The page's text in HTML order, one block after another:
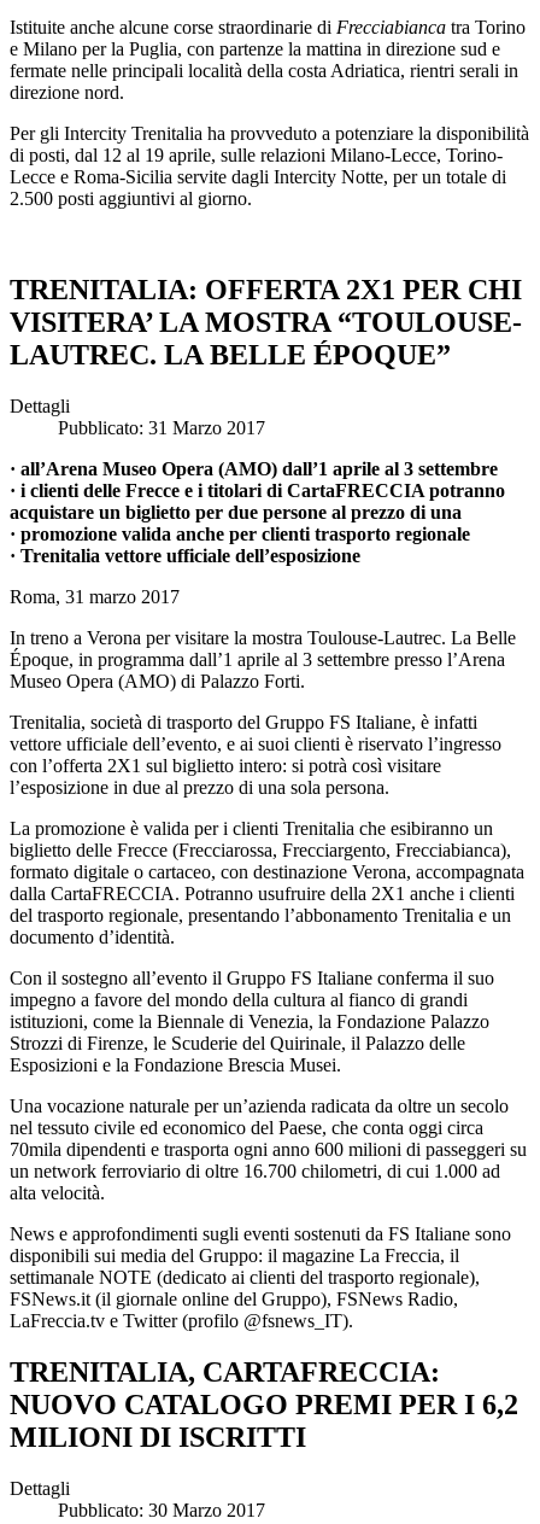
Istituite anche alcune corse straordinarie di Frecciabianca tra Torino
e Milano per la Puglia, con partenze la mattina in direzione sud e
fermate nelle principali località della costa Adriatica, rientri serali in
direzione nord.
Per gli Intercity Trenitalia ha provveduto a potenziare la disponibilità
di posti, dal 12 al 19 aprile, sulle relazioni Milano-Lecce, Torino-
Lecce e Roma-Sicilia servite dagli Intercity Notte, per un totale di
2.500 posti aggiuntivi al giorno.
TRENITALIA: OFFERTA 2X1 PER CHI
VISITERA’ LA MOSTRA “TOULOUSE-
LAUTREC. LA BELLE ÉPOQUE”
Dettagli
Pubblicato: 31 Marzo 2017
· all’Arena Museo Opera (AMO) dall’1 aprile al 3 settembre
· i clienti delle Frecce e i titolari di CartaFRECCIA potranno
acquistare un biglietto per due persone al prezzo di una
· promozione valida anche per clienti trasporto regionale
· Trenitalia vettore ufficiale dell’esposizione
Roma, 31 marzo 2017
In treno a Verona per visitare la mostra Toulouse-Lautrec. La Belle
Époque, in programma dall’1 aprile al 3 settembre presso l’Arena
Museo Opera (AMO) di Palazzo Forti.
Trenitalia, società di trasporto del Gruppo FS Italiane, è infatti
vettore ufficiale dell’evento, e ai suoi clienti è riservato l’ingresso
con l’offerta 2X1 sul biglietto intero: si potrà così visitare
l’esposizione in due al prezzo di una sola persona.
La promozione è valida per i clienti Trenitalia che esibiranno un
biglietto delle Frecce (Frecciarossa, Frecciargento, Frecciabianca),
formato digitale o cartaceo, con destinazione Verona, accompagnata
dalla CartaFRECCIA. Potranno usufruire della 2X1 anche i clienti
del trasporto regionale, presentando l’abbonamento Trenitalia e un
documento d’identità.
Con il sostegno all’evento il Gruppo FS Italiane conferma il suo
impegno a favore del mondo della cultura al fianco di grandi
istituzioni, come la Biennale di Venezia, la Fondazione Palazzo
Strozzi di Firenze, le Scuderie del Quirinale, il Palazzo delle
Esposizioni e la Fondazione Brescia Musei.
Una vocazione naturale per un’azienda radicata da oltre un secolo
nel tessuto civile ed economico del Paese, che conta oggi circa
70mila dipendenti e trasporta ogni anno 600 milioni di passeggeri su
un network ferroviario di oltre 16.700 chilometri, di cui 1.000 ad
alta velocità.
News e approfondimenti sugli eventi sostenuti da FS Italiane sono
disponibili sui media del Gruppo: il magazine La Freccia, il
settimanale NOTE (dedicato ai clienti del trasporto regionale),
FSNews.it (il giornale online del Gruppo), FSNews Radio,
LaFreccia.tv e Twitter (profilo @fsnews_IT).
TRENITALIA, CARTAFRECCIA:
NUOVO CATALOGO PREMI PER I 6,2
MILIONI DI ISCRITTI
Dettagli
Pubblicato: 30 Marzo 2017